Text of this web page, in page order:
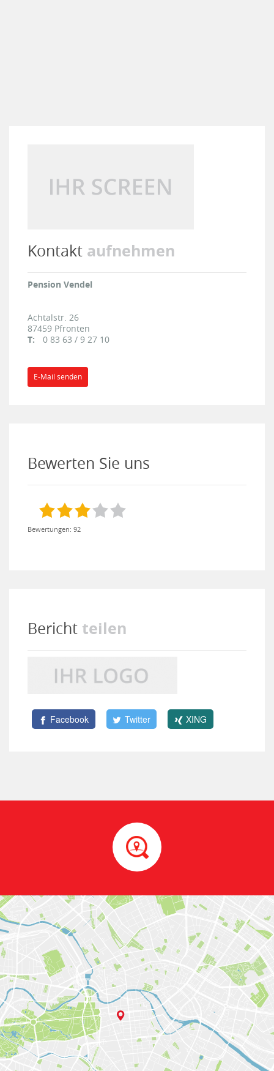
Kontakt aufnehmen
Pension Vendel
Achtalstr. 26
87459 Pfronten
T:
0 83 63 / 9 27 10
E-Mail senden
Bewerten Sie uns
Bewertungen: 92
Bericht teilen
Facebook Twitter XING